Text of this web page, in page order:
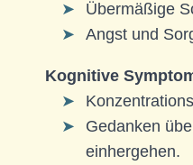
Übermäßige
Angst und
Kognitive
Gedanken
einhergehen.